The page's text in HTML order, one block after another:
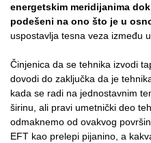
energetskim meridijanima
podešeni na ono što je u
uspostavlja tesna veza između
Činjenica da se tehnika izvodi
dovodi do zaključka da je
kada se radi na jednostavnim
širinu, ali pravi umetnički deo
odmaknemo od ovakvog
EFT kao prelepi pijanino, a